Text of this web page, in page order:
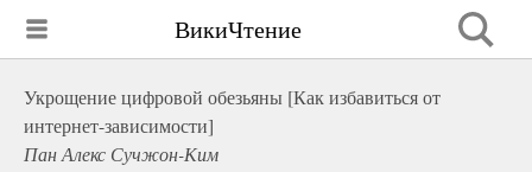
ВикиЧтение
Укрощение цифровой обезьяны [Как избавиться от
интернет-зависимости]
Пан Алекс Сучжон-Ким